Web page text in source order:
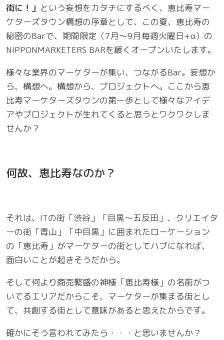
街に！」 という妄想をカタチにするべく、恵比寿マー
ケターズタウン構想の序章として、この夏、恵比寿の
秘密のBarで、期間限定（7月～9月毎週火曜日+α）の
NIPPONMARKETERS BARを緩くオープンいたします。
様々な業界のマーケターが集い、つながるBar。妄想か
ら、構想へ。構想から、プロジェクトへ。ここから恵
比寿マーケターズタウンの第一歩として様々なアイデ
アやプロジェクトが生れてくると思うとワクワクしま
せんか？
何故、恵比寿なのか？
それは、ITの街「渋谷」「目黒～五反田」、クリエイタ
ーの街「青山」「中目黒」に囲まれたローケーション
の「恵比寿」がマーケターの街としてハブになれば、
面白いことが起きそうだから。
そして何より商売繁盛の神様「恵比寿様」の名前がつ
いてるエリアだからこそ、マーケターが集まる街とし
て、共創する街として意味があると思えたからです。
確かにそう言われてみたら・・・と思いませんか？